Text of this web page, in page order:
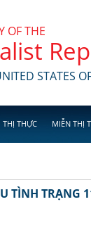
OF THE
STATES
THỊ THỰC MIỄN THỊ
TÌNH TRẠNG